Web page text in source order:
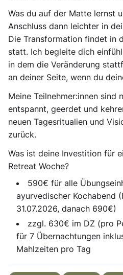
Was du auf der Matte lernst
Anschluss dann leichter in
Die Transformation findet in
statt. Ich begleite dich
in dem die Veränderung
an deiner Seite, wenn du
Meine Teilnehmer:innen sind
entspannt, geerdet und
neuen Tagesritualien und
zurück.
Was ist deine Investition für
Retreat Woche?
590€ für alle
ayurvedischer Kochabend
31.07.2026, danach 690€)
zzgl. 630€ im DZ (pro
für 7 Übernachtungen
Mahlzeiten pro Tag